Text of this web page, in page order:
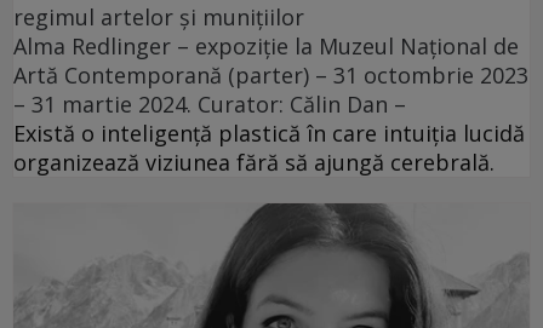
regimul artelor și munițiilor
Alma Redlinger – expoziție la Muzeul Național de
Artă Contemporană (parter) – 31 octombrie 2023
– 31 martie 2024. Curator: Călin Dan –
Există o inteligență plastică în care intuiția lucidă
organizează viziunea fără să ajungă cerebrală.